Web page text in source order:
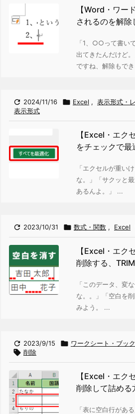
【Word・ワー
されるのを解除
「1、○○って書い
出てきたんだけど
ですね、解除もで
 2024/11/16  Excel , 表示形式・
表示形式
【Excel・エク
をチェックで
「エクセルが重い
な。」「サクッと
あるんよ。」 ...
 2023/10/31  数式・関数 , Excel
【Excel・エク
削除する、
「このデータ、変
な。。」
「空白を
みよう。 ...
 2023/9/15  ワークシート・ブッ
 削除
【Excel・エク
削除して詰める
「表に空白行があ